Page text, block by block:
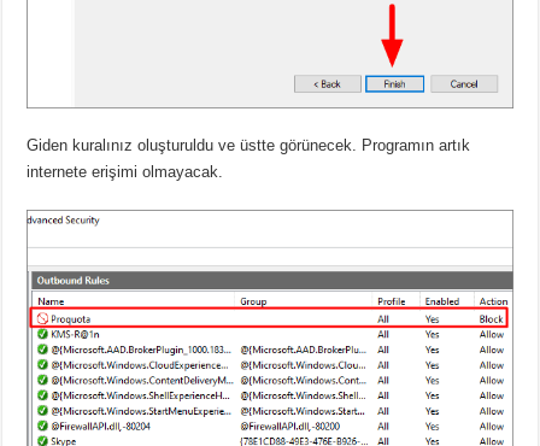
Giden kuralınız oluşturuldu ve üstte görünecek. Programın artık
internete erişimi olmayacak.